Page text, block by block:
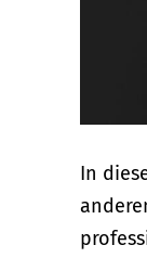
In